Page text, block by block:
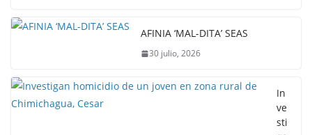
AFINIA ‘MAL-DITA’ SEAS
30 julio, 2026
In
ve
sti